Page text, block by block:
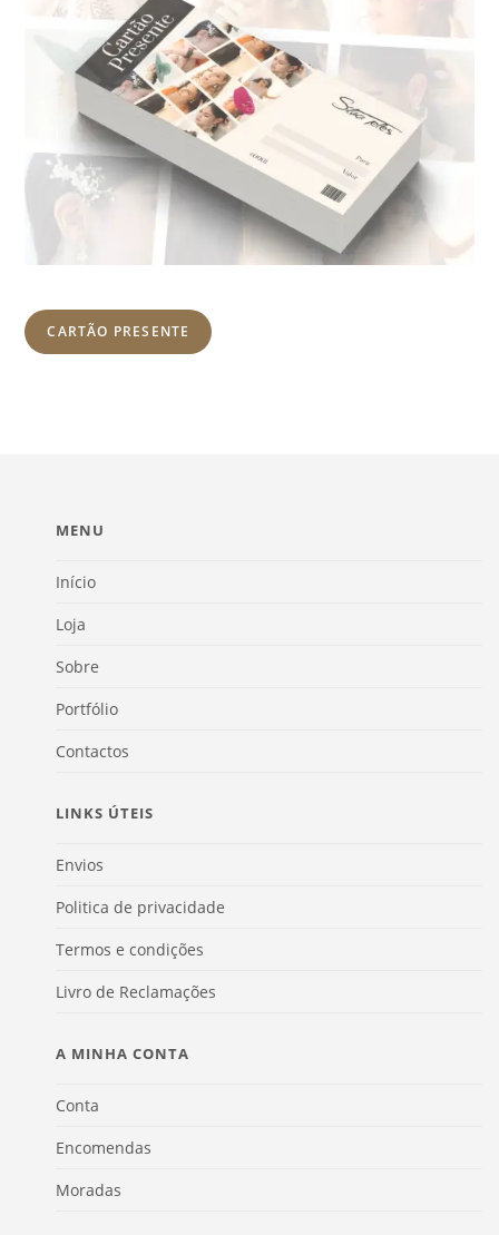
CARTÃO PRESENTE
MENU
Início
Loja
Sobre
Portfólio
Contactos
LINKS ÚTEIS
Envios
Politica de privacidade
Termos e condições
Livro de Reclamações
A MINHA CONTA
Conta
Encomendas
Moradas